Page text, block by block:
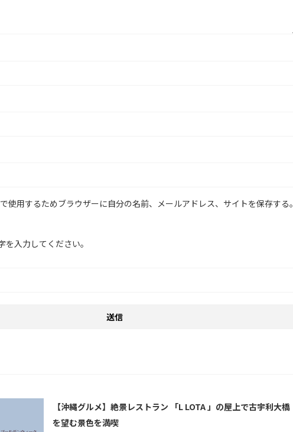
使用するためブラウザーに自分の名前、メールアドレス、サイトを保存する。
を入力してください。
【沖縄グルメ】絶景レストラン 「L LOTA 」の屋上で古宇利大橋
を望む景色を満喫